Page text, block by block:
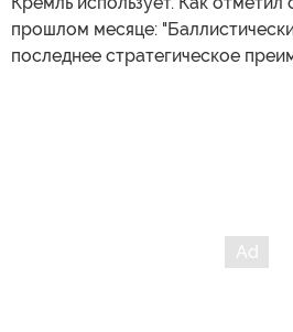
прошлом месяце:
последнее стратегическое